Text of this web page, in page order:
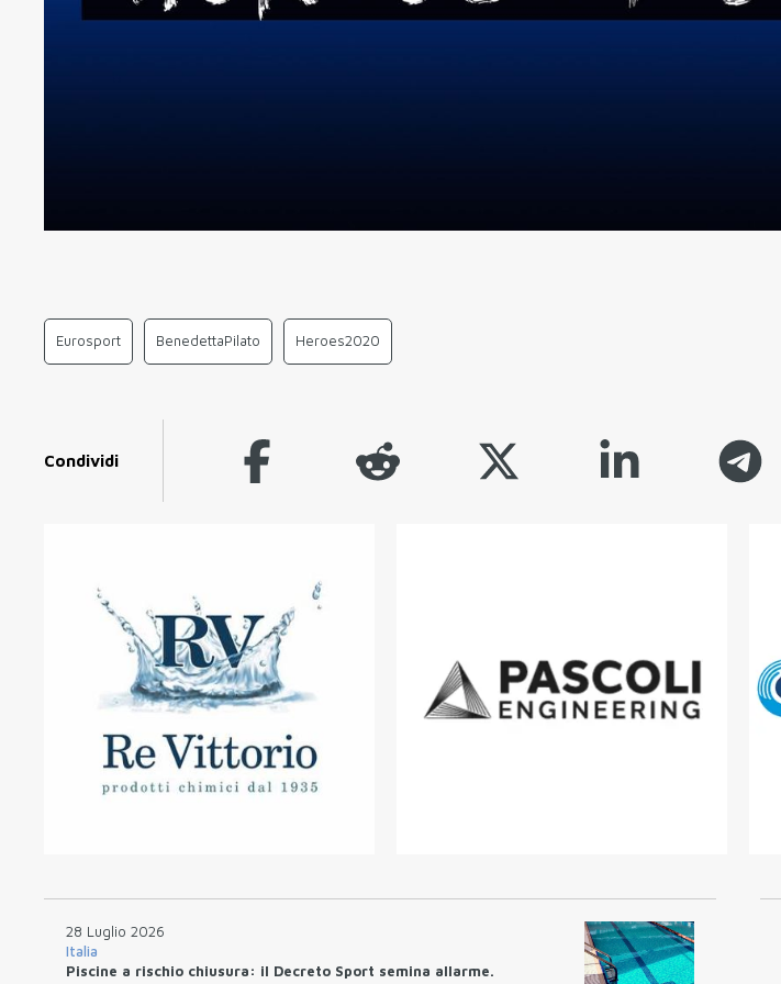
Eurosport BenedettaPilato Heroes2020
Condividi
28 Luglio 2026
Italia
Piscine a rischio chiusura: il Decreto Sport semina allarme.